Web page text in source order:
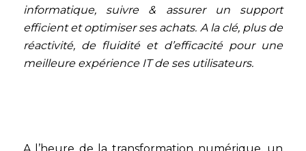
informatique, suivre & assurer un support
efficient et optimiser ses achats. A la clé, plus de
réactivité, de fluidité et d’efficacité pour une
meilleure expérience IT de ses utilisateurs.